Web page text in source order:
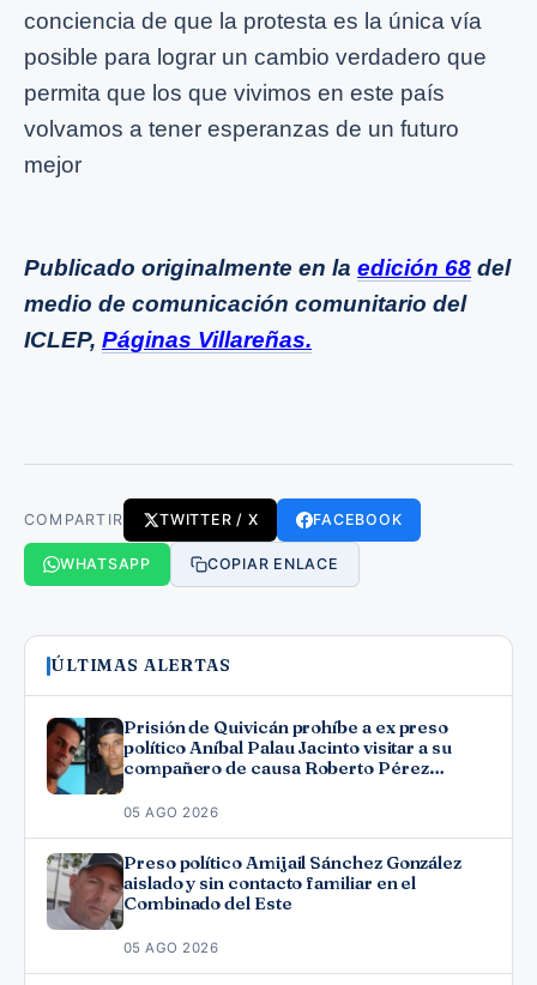
conciencia de que la protesta es la única vía
posible para lograr un cambio verdadero que
permita que los que vivimos en este país
volvamos a tener esperanzas de un futuro
mejor
Publicado originalmente en la edición 68 del
medio de comunicación comunitario del
ICLEP, Páginas Villareñas.
COMPARTIR TWITTER / X FACEBOOK
WHATSAPP COPIAR ENLACE
ÚLTIMAS ALERTAS
Prisión de Quivicán prohíbe a ex preso
político Aníbal Palau Jacinto visitar a su
compañero de causa Roberto Pérez
05 AGO 2026
Preso político Amijail Sánchez González
aislado y sin contacto familiar en el
Combinado del Este
05 AGO 2026